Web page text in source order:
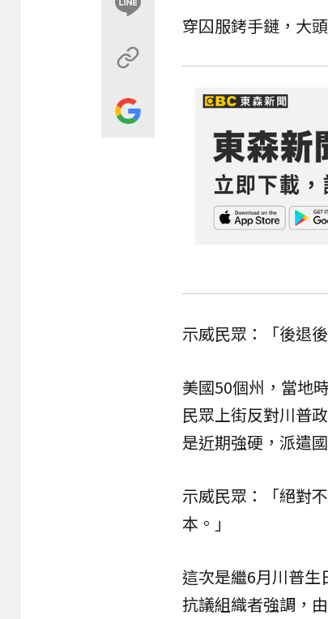
穿囚服銬手鏈，大
示威民眾：「後退
美國50個州，當地
民眾上街反對川普
是近期強硬，派遣
示威民眾：「絕對
本。」
這次是繼6月川普生
抗議組織者強調，